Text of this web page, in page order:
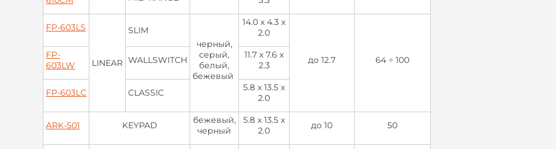
FP-603LS
LINEAR
SLIM
черный,
cерый,
белый,
бежевый
14.0 х 4.3 х
2.0
до 12.7 64 ÷ 100
FP-
603LW
WALLSWITCH
11.7 х 7.6 х
2.3
FP-603LC CLASSIC
5.8 x 13.5 x
2.0
ARK-501 KEYPAD
бежевый,
черный
5.8 x 13.5 x
2.0
до 10 50